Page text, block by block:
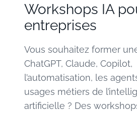
Workshops IA
entreprises
Vous souhaitez former
ChatGPT, Claude, Copilot,
l’automatisation, les
usages métiers de
artificielle ? Des